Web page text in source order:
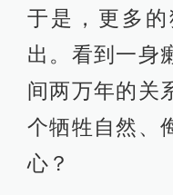
于是，更多
出。看到一身
间两万年的关
个牺牲自然、
心？